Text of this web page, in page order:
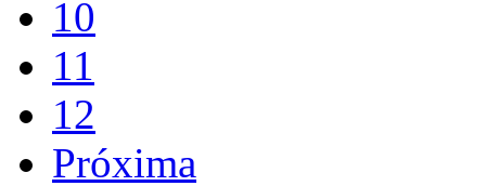
10
11
12
Próxima